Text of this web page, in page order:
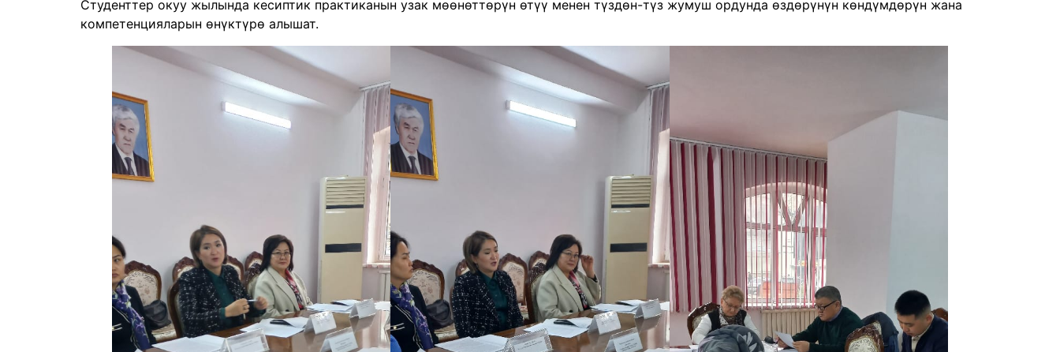
Студенттер окуу жылында кесиптик практиканын узак мөөнөттөрүн өтүү менен түздөн-түз жумуш ордунда өздөрүнүн көндүмдөрүн жана
компетенцияларын өнүктүрө алышат.